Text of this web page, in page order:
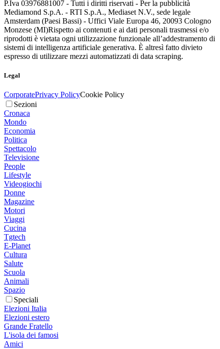
P.Iva 03976881007 - Tutti i diritti riservati - Per la pubblicità
Mediamond S.p.A. - RTI S.p.A., Mediaset N.V., sede legale
Amsterdam (Paesi Bassi) - Uffici Viale Europa 46, 20093 Cologno
Monzese (MI)Rispetto ai contenuti e ai dati personali trasmessi e/o
riprodotti è vietata ogni utilizzazione funzionale all’addestramento di
sistemi di intelligenza artificiale generativa. È altresì fatto divieto
espresso di utilizzare mezzi automatizzati di data scraping.
Legal
CorporatePrivacy PolicyCookie Policy
Sezioni
Cronaca
Mondo
Economia
Politica
Spettacolo
Televisione
People
Lifestyle
Videogiochi
Donne
Magazine
Motori
Viaggi
Cucina
Tgtech
E-Planet
Cultura
Salute
Scuola
Animali
Spazio
Speciali
Elezioni Italia
Elezioni estero
Grande Fratello
L'isola dei famosi
Amici